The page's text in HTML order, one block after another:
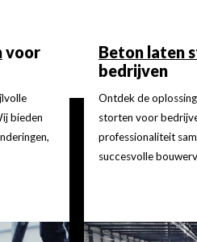
voor
bieden
Beton laten
bedrijven
Ontdek de
storten voor
professionaliteit
succesvolle